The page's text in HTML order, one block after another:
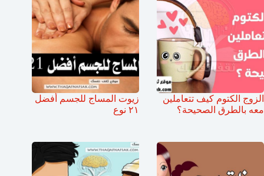
الزوج الكتوم كيف تتعاملين
معه بالطرق الصحيحة؟
زيوت المساج للجسم أفضل
٢١ نوع